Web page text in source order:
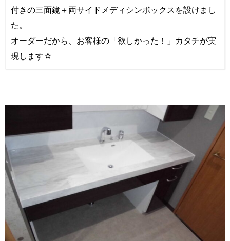
付きの三面鏡＋両サイドメディシンボックスを設けまし
た。
オーダーだから、お客様の「欲しかった！」カタチが実
現します☆